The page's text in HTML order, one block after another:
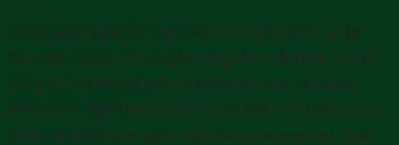
Với tài sản trị giá 2,97 nghìn tỷ USD, Mitsubishi là tập
đoàn dịch vụ tài chính/ngân hàng lớn nhất Nhật Bản và
đứng thứ 7 trên thế giới. Là một phần của Tập đoàn
Mitsubishi, Ngân hàng MUFG cung cấp nhiều dịch vụ tài
chính và đầu tư bao gồm ngân hàng thương mại, ngân